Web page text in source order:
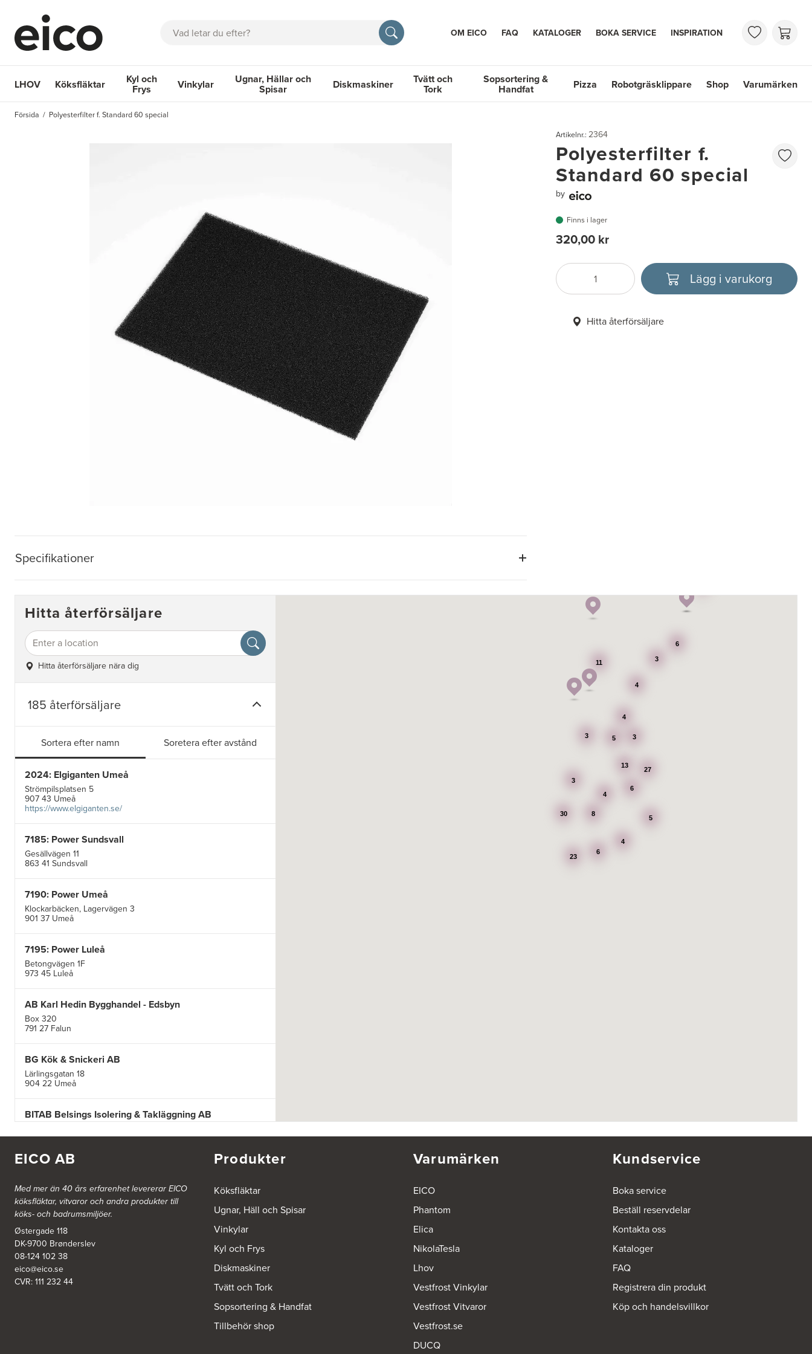
Sök OM EICO FAQ KATALOGER BOKA SERVICE INSPIRATION
LHOV Köksfläktar
Köksfläktar
Kyl och
Frys
Kyl och Frys
Vinkylar Ugnar, Hällar och
Spisar Diskmaskiner Tvätt och
Tork
Sopsortering &
Handfat Pizza Robotgräsklippare Shop Varumärken
Försida Polyesterfilter f. Standard 60 special
Specifikationer
Artikelnr.: 2364
Polyesterfilter f.
Standard 60 special
by
Finns i lager
320,00 kr
Antal
Välj enhet Lägg i varukorg
Hitta återförsäljare
Hitta återförsäljare
Hitta återförsäljare nära dig
185 återförsäljare
Sortera efter namn Soretera efter avstånd
2024: Elgiganten Umeå
Strömpilsplatsen 5
907 43 Umeå
https://www.elgiganten.se/
7185: Power Sundsvall
Gesällvägen 11
863 41 Sundsvall
7190: Power Umeå
Klockarbäcken, Lagervägen 3
901 37 Umeå
7195: Power Luleå
Betongvägen 1F
973 45 Luleå
AB Karl Hedin Bygghandel - Edsbyn
Box 320
791 27 Falun
BG Kök & Snickeri AB
Lärlingsgatan 18
904 22 Umeå
BITAB Belsings Isolering & Takläggning AB
Dalsäng 2, 64592 Strängnäs
Tel.:0152-30277
BSA Kök & Bad AB
Johannefredsgatan 7
431 53 Mölndal
Ballingslöv Arninge
Hantverkarvägen 14
187 66 Täby
Tel.:0046-86300150
23
30
27
8
4
11
6
6
13
3
4
4
3
5
3
5
6
4
3
EICO AB
Med mer än 40 års erfarenhet levererar EICO
köksfläktar, vitvaror och andra produkter till
köks- och badrumsmiljöer.
Østergade 118
DK-9700 Brønderslev
08-124 102 38
eico@eico.se
CVR: 111 232 44
Produkter
Köksfläktar
Ugnar, Häll och Spisar
Vinkylar
Kyl och Frys
Diskmaskiner
Tvätt och Tork
Sopsortering & Handfat
Tillbehör shop
Varumärken
EICO
Phantom
Elica
NikolaTesla
Lhov
Vestfrost Vinkylar
Vestfrost Vitvaror
Vestfrost.se
DUCQ
Kundservice
Boka service
Beställ reservdelar
Kontakta oss
Kataloger
FAQ
Registrera din produkt
Köp och handelsvillkor